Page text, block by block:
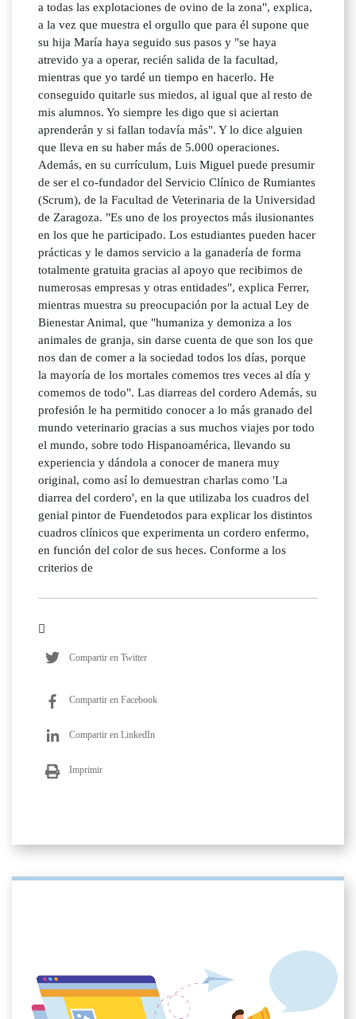
a todas las explotaciones de ovino de la zona", explica,
a la vez que muestra el orgullo que para él supone que
su hija María haya seguido sus pasos y "se haya
atrevido ya a operar, recién salida de la facultad,
mientras que yo tardé un tiempo en hacerlo. He
conseguido quitarle sus miedos, al igual que al resto de
mis alumnos. Yo siempre les digo que si aciertan
aprenderán y si fallan todavía más". Y lo dice alguien
que lleva en su haber más de 5.000 operaciones.
Además, en su currículum, Luis Miguel puede presumir
de ser el co-fundador del Servicio Clínico de Rumiantes
(Scrum), de la Facultad de Veterinaria de la Universidad
de Zaragoza. "Es uno de los proyectos más ilusionantes
en los que he participado. Los estudiantes pueden hacer
prácticas y le damos servicio a la ganadería de forma
totalmente gratuita gracias al apoyo que recibimos de
numerosas empresas y otras entidades", explica Ferrer,
mientras muestra su preocupación por la actual Ley de
Bienestar Animal, que "humaniza y demoniza a los
animales de granja, sin darse cuenta de que son los que
nos dan de comer a la sociedad todos los días, porque
la mayoría de los mortales comemos tres veces al día y
comemos de todo". Las diarreas del cordero Además, su
profesión le ha permitido conocer a lo más granado del
mundo veterinario gracias a sus muchos viajes por todo
el mundo, sobre todo Hispanoamérica, llevando su
experiencia y dándola a conocer de manera muy
original, como así lo demuestran charlas como 'La
diarrea del cordero', en la que utilizaba los cuadros del
genial pintor de Fuendetodos para explicar los distintos
cuadros clínicos que experimenta un cordero enfermo,
en función del color de sus heces. Conforme a los
criterios de
Compartir en Twitter
Compartir en Facebook
Compartir en LinkedIn
Imprimir